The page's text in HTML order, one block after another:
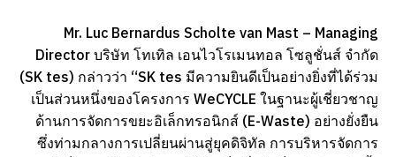
Mr. Luc Bernardus Scholte van Mast – Managing
Director บริษัท โทเทิล เอนไวโรเมนทอล โซลูชั่นส์ จำกัด
(SK tes) กล่าวว่า “SK tes มีความยินดีเป็นอย่างยิ่งที่ได้ร่วม
เป็นส่วนหนึ่งของโครงการ WeCYCLE ในฐานะผู้เชี่ยวชาญ
ด้านการจัดการขยะอิเล็กทรอนิกส์ (E-Waste) อย่างยั่งยืน
ซึ่งท่ามกลางการเปลี่ยนผ่านสู่ยุคดิจิทัล การบริหารจัดการ